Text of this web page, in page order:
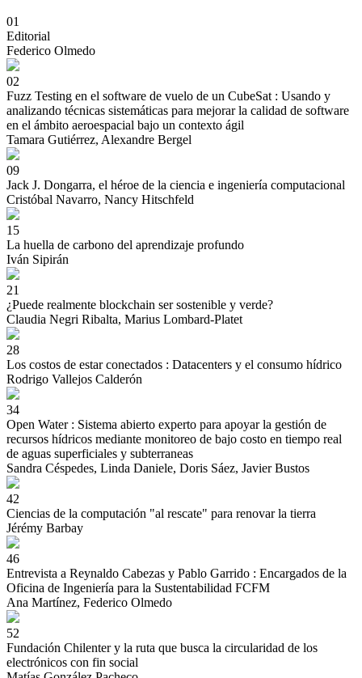
01
Editorial
Federico Olmedo
02
Fuzz Testing en el software de vuelo de un CubeSat : Usando y
analizando técnicas sistemáticas para mejorar la calidad de software
en el ámbito aeroespacial bajo un contexto ágil
Tamara Gutiérrez, Alexandre Bergel
09
Jack J. Dongarra, el héroe de la ciencia e ingeniería computacional
Cristóbal Navarro, Nancy Hitschfeld
15
La huella de carbono del aprendizaje profundo
Iván Sipirán
21
¿Puede realmente blockchain ser sostenible y verde?
Claudia Negri Ribalta, Marius Lombard-Platet
28
Los costos de estar conectados : Datacenters y el consumo hídrico
Rodrigo Vallejos Calderón
34
Open Water : Sistema abierto experto para apoyar la gestión de
recursos hídricos mediante monitoreo de bajo costo en tiempo real
de aguas superficiales y subterraneas
Sandra Céspedes, Linda Daniele, Doris Sáez, Javier Bustos
42
Ciencias de la computación "al rescate" para renovar la tierra
Jérémy Barbay
46
Entrevista a Reynaldo Cabezas y Pablo Garrido : Encargados de la
Oficina de Ingeniería para la Sustentabilidad FCFM
Ana Martínez, Federico Olmedo
52
Fundación Chilenter y la ruta que busca la circularidad de los
electrónicos con fin social